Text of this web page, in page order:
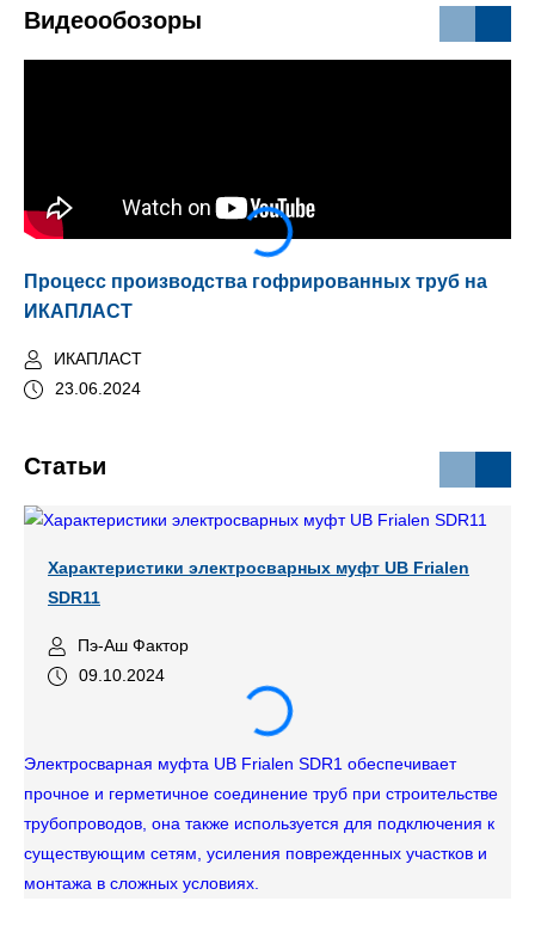
Видеообозоры
Процесс производства гофрированных труб на
ИКАПЛАСТ
ИКАПЛАСТ
23.06.2024
Статьи
Характеристики электросварных муфт UB Frialen
SDR11
Пэ-Аш Фактор
09.10.2024
Электросварная муфта UB Frialen SDR1 обеспечивает
прочное и герметичное соединение труб при строительстве
трубопроводов, она также используется для подключения к
существующим сетям, усиления поврежденных участков и
монтажа в сложных условиях.